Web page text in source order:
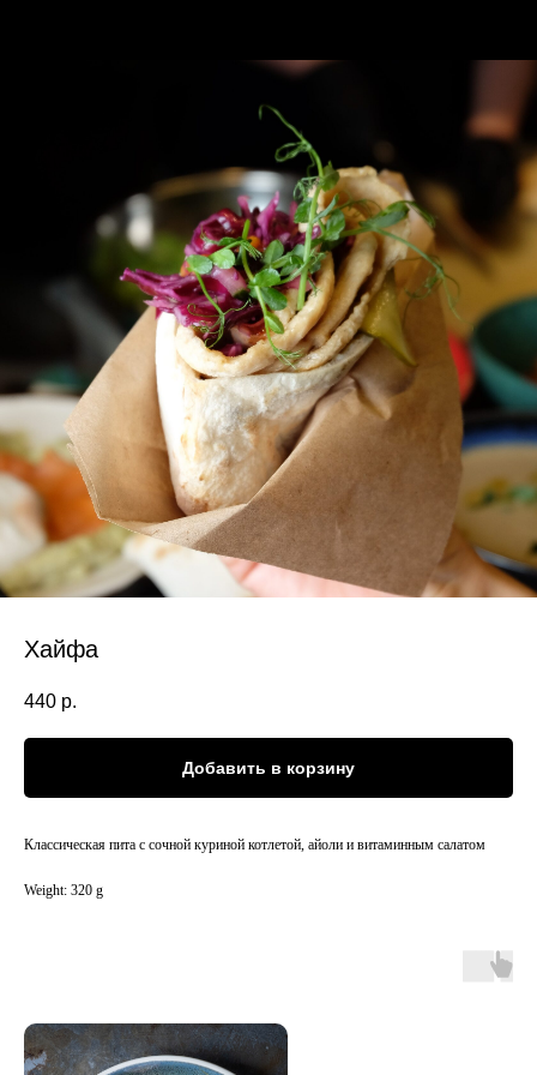
Хайфа
440 р.
Добавить в корзину
Классическая пита с сочной куриной котлетой, айоли и витаминным салатом
Weight: 320 g